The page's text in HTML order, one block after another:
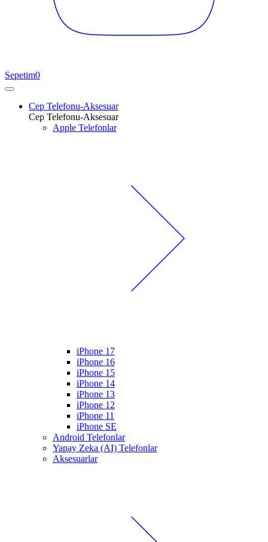
Sepetim0
Cep Telefonu-Aksesuar
Cep Telefonu-Aksesuar
Apple Telefonlar
iPhone 17
iPhone 16
iPhone 15
iPhone 14
iPhone 13
iPhone 12
iPhone 11
iPhone SE
Android Telefonlar
Yapay Zeka (AI) Telefonlar
Aksesuarlar